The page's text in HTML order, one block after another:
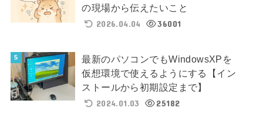
の現場から伝えたいこと
2026.04.04
36001
最新のパソコンでもWindowsXPを
仮想環境で使えるようにする【イン
ストールから初期設定まで】
2024.01.03
25182